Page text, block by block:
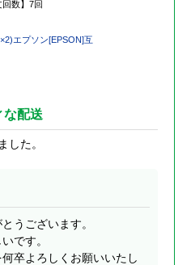
回数】 7回
エプソン[EPSON]互
な配送
した。
うございます。
です。
卒よろしくお願いいたし